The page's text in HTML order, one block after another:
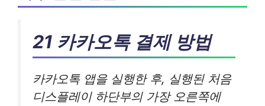
21 카카오톡 결제 방법
카카오톡 앱을 실행한 후, 실행된 처음
디스플레이 하단부의 가장 오른쪽에